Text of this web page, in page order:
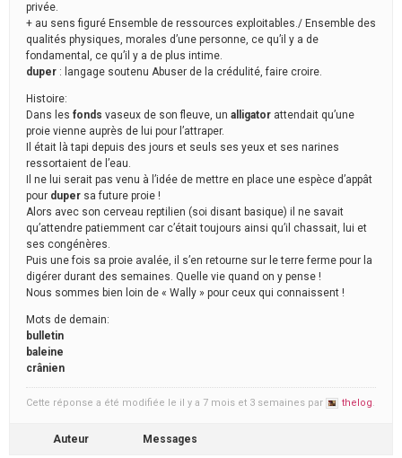
privée.
+ au sens figuré Ensemble de ressources exploitables./ Ensemble des
qualités physiques, morales d’une personne, ce qu’il y a de
fondamental, ce qu’il y a de plus intime.
duper : langage soutenu Abuser de la crédulité, faire croire.
Histoire:
Dans les fonds vaseux de son fleuve, un alligator attendait qu’une
proie vienne auprès de lui pour l’attraper.
Il était là tapi depuis des jours et seuls ses yeux et ses narines
ressortaient de l’eau.
Il ne lui serait pas venu à l’idée de mettre en place une espèce d’appât
pour duper sa future proie !
Alors avec son cerveau reptilien (soi disant basique) il ne savait
qu’attendre patiemment car c’était toujours ainsi qu’il chassait, lui et
ses congénères.
Puis une fois sa proie avalée, il s’en retourne sur le terre ferme pour la
digérer durant des semaines. Quelle vie quand on y pense !
Nous sommes bien loin de « Wally » pour ceux qui connaissent !
Mots de demain:
bulletin
baleine
crânien
Cette réponse a été modifiée le il y a 7 mois et 3 semaines par thelog.
Auteur Messages